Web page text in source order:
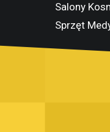
Salony
Sprzęt